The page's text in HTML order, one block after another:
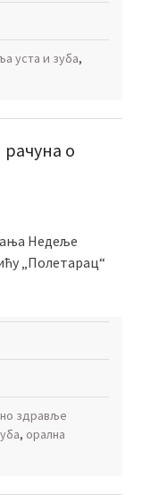
уста и зуба,
о
Недеље
„Полетарац“
здравље
, орална